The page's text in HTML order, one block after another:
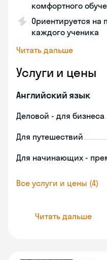
комфортного
Ориентируется на
каждого ученика
Читать дальше
Услуги и цены
Английский язык
Деловой - для бизнеса
Для путешествий
Для начинающих -
Все услуги и цены (4)
Читать дальше